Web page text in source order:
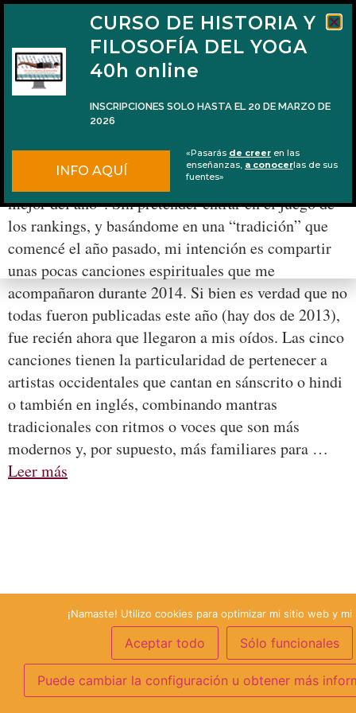
5 canciones espirituales de 2014
Se acaba el 2014 y todo el mundo hace listas con “lo
mejor del año”. Sin pretender entrar en el juego de
los rankings, y basándome en una “tradición” que
comencé el año pasado, mi intención es compartir
unas pocas canciones espirituales que me
acompañaron durante 2014. Si bien es verdad que no
todas fueron publicadas este año (hay dos de 2013),
fue recién ahora que llegaron a mis oídos. Las cinco
canciones tienen la particularidad de pertenecer a
artistas occidentales que cantan en sánscrito o hindi
o también en inglés, combinando mantras
tradicionales con ritmos o voces que son más
modernos y, por supuesto, más familiares para …
Leer más
¡Namaste! Utilizo cookies para optimizar mi sitio web y mi
Aceptar todo Sólo funcionales
Puede cambiar la configuración u obtener más
CURSO DE HISTORIA Y
FILOSOFÍA DEL YOGA
40h online
INSCRIPCIONES SOLO HASTA EL 20 DE MARZO DE
2026
INFO AQUÍ
«Pasarás de creer en las
enseñanzas, a conocerlas de sus
fuentes»